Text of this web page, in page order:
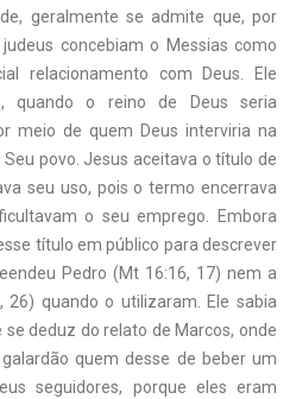
geralmente se admite que, por
concebiam o Messias como
relacionamento com Deus. Ele
quando o reino de Deus seria
meio de quem Deus interviria na
povo. Jesus aceitava o título de
seu uso, pois o termo encerrava
o seu emprego. Embora
título em público para descrever
Pedro (Mt 16:16, 17) nem a
quando o utilizaram. Ele sabia
deduz do relato de Marcos, onde
quem desse de beber um
seguidores, porque eles eram